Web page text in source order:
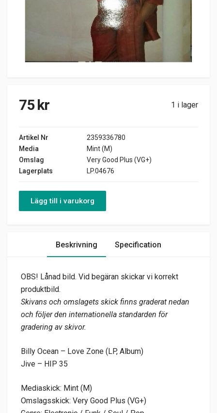
75kr 1 i lager
Artikel Nr
2359336780
Media
Mint (M)
Omslag
Very Good Plus (VG+)
Lagerplats
LP.04676
Lägg till i varukorg
Beskrivning Specification
OBS! Lånad bild. Vid begäran skickar vi korrekt
produktbild.
Skivans och omslagets skick finns graderat nedan
och följer den internationella standarden för
gradering av skivor.
Billy Ocean – Love Zone (LP, Album)
Jive – HIP 35
Mediaskick: Mint (M)
Omslagsskick: Very Good Plus (VG+)